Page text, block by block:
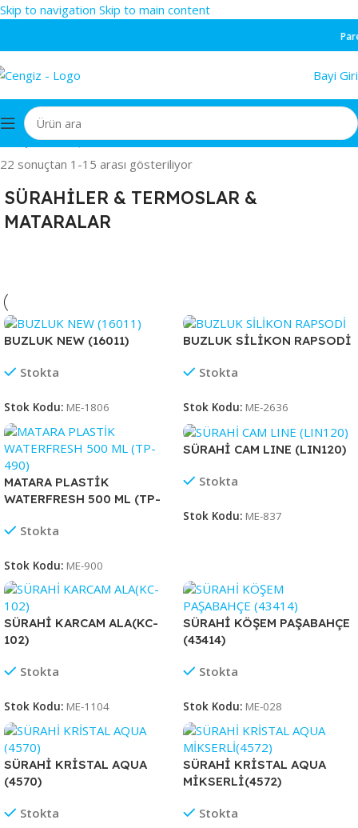
Skip to navigation Skip to main content
Bayi
Ana Sayfa/MUTFAK EŞYALARI/SÜRAHİLER & TERMOSLAR & MATARALAR
22 sonuçtan 1-15 arası gösteriliyor
SÜRAHİLER & TERMOSLAR &
MATARALAR
BUZLUK NEW (16011)
Stokta
Stok Kodu: ME-1806
BUZLUK SİLİKON RAPSODİ
Stokta
Stok Kodu: ME-2636
MATARA PLASTİK
WATERFRESH 500 ML (TP-
Stokta
Stok Kodu: ME-900
SÜRAHİ CAM LINE (LIN120)
Stokta
Stok Kodu: ME-837
SÜRAHİ KARCAM ALA(KC-
102)
Stokta
Stok Kodu: ME-1104
SÜRAHİ KÖŞEM PAŞABAHÇE
(43414)
Stokta
Stok Kodu: ME-028
SÜRAHİ KRİSTAL AQUA
(4570)
Stokta
SÜRAHİ KRİSTAL AQUA
MİKSERLİ(4572)
Stokta